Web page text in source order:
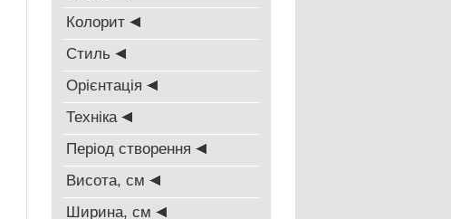
Колорит
Стиль
Oрієнтація
Техніка
Період створення
Висота, см
Ширина, см